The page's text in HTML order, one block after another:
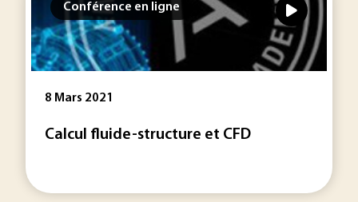
Conférence en ligne
8 Mars 2021
Calcul fluide-structure et CFD